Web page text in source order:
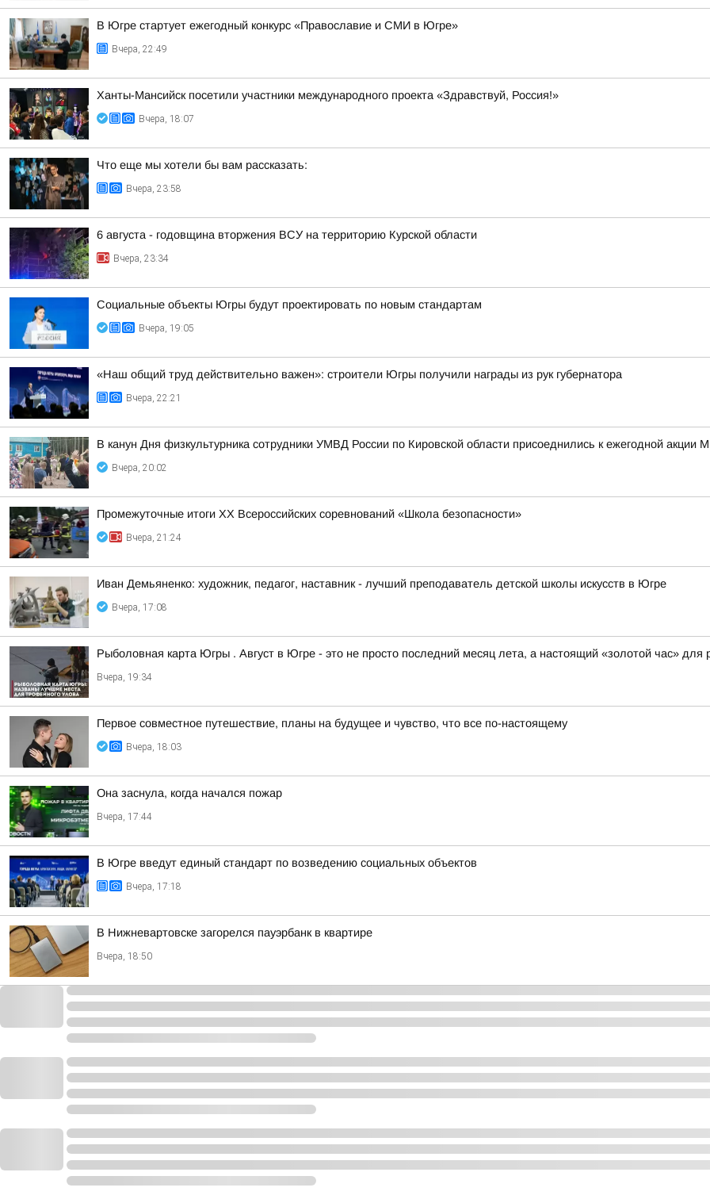
В Югре стартует ежегодный конкурс «Православие и СМИ в Югре»
Вчера, 22:49
Ханты-Мансийск посетили участники международного проекта «Здравствуй, Россия!»
Вчера, 18:07
Что еще мы хотели бы вам рассказать:
Вчера, 23:58
6 августа - годовщина вторжения ВСУ на территорию Курской области
Вчера, 23:34
Социальные объекты Югры будут проектировать по новым стандартам
Вчера, 19:05
«Наш общий труд действительно важен»: строители Югры получили награды из рук губернатора
Вчера, 22:21
В канун Дня физкультурника сотрудники УМВД России по Кировской области присоеднились к ежегодной акции
Вчера, 20:02
Промежуточные итоги XX Всероссийских соревнований «Школа безопасности»
Вчера, 21:24
Иван Демьяненко: художник, педагог, наставник - лучший преподаватель детской школы искусств в Югре
Вчера, 17:08
Рыболовная карта Югры . Август в Югре - это не просто последний месяц лета, а настоящий «золотой час» для
Вчера, 19:34
Первое совместное путешествие, планы на будущее и чувство, что все по-настоящему
Вчера, 18:03
Она заснула, когда начался пожар
Вчера, 17:44
В Югре введут единый стандарт по возведению социальных объектов
Вчера, 17:18
В Нижневартовске загорелся пауэрбанк в квартире
Вчера, 18:50